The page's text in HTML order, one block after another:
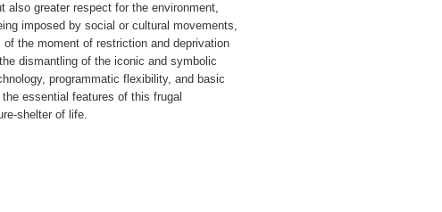
also greater respect for the environment,
imposed by social or cultural movements,
the moment of restriction and deprivation
dismantling of the iconic and symbolic
programmatic flexibility, and basic
essential features of this frugal
shelter of life.